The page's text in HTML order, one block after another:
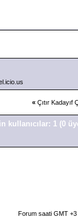
« Çıtır Kadayıf
kullanıcılar: 1 (0
Forum saati GMT